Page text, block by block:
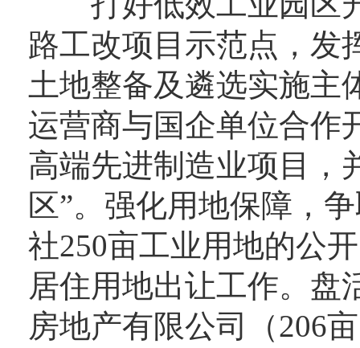
路工改项目示范点，发
土地整备及遴选实施主
运营商与国企单位合作
高端先进制造业项目，
区”。强化用地保障，
社250亩工业用地的公
居住用地出让工作。盘
房地产有限公司（206